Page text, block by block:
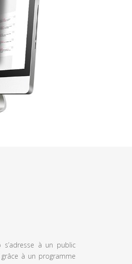
à un public
à un programme